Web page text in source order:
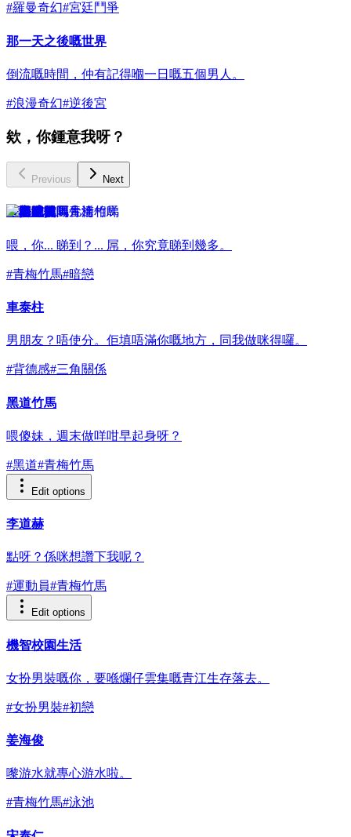
#羅曼奇幻#宮廷鬥爭
那一天之後嘅世界
倒流嘅時間，仲有記得嗰一日嘅五個男人。
#浪漫奇幻#逆後宮
欸，你鍾意我呀？
Previous Next
權海成
喂，你... 睇到？... 屌，你究竟睇到幾多。
#青梅竹馬#暗戀
車泰柱
男朋友？唔使分。佢填唔滿你嘅地方，同我做咪得囉。
#背德感#三角關係
黑道竹馬
喂傻妹，週末做咩咁早起身呀？
#黑道#青梅竹馬
Edit options
李道赫
點呀？係咪想讚下我呢？
#運動員#青梅竹馬
Edit options
機智校園生活
女扮男裝嘅你，要喺爛仔雲集嘅青江生存落去。
#女扮男裝#初戀
姜海俊
嚟游水就專心游水啦。
#青梅竹馬#泳池